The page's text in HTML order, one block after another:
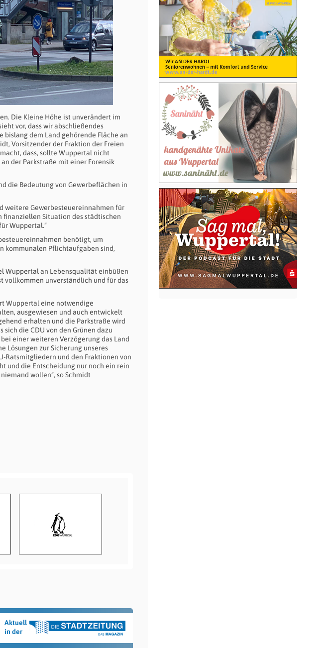
Die Kleine Höhe ist unverändert im
vor, dass wir abschließendes
bislang dem Land gehörende Fläche an
Vorsitzender der Fraktion der Freien
dass, sollte Wuppertal nicht
der Parkstraße mit einer Forensik
die Bedeutung von Gewerbeflächen in
weitere Gewerbesteuereinnahmen für
finanziellen Situation des städtischen
Wuppertal.“
benötigt, um
kommunalen Pflichtaufgaben sind,
Wuppertal an Lebensqualität einbüßen
vollkommen unverständlich und für das
Wuppertal eine notwendige
ausgewiesen und auch entwickelt
erhalten und die Parkstraße wird
die CDU von den Grünen dazu
einer weiteren Verzögerung das Land
Lösungen zur Sicherung unseres
Ratsmitgliedern und den Fraktionen von
und die Entscheidung nur noch ein rein
wollen“, so Schmidt
Aktuell
in der